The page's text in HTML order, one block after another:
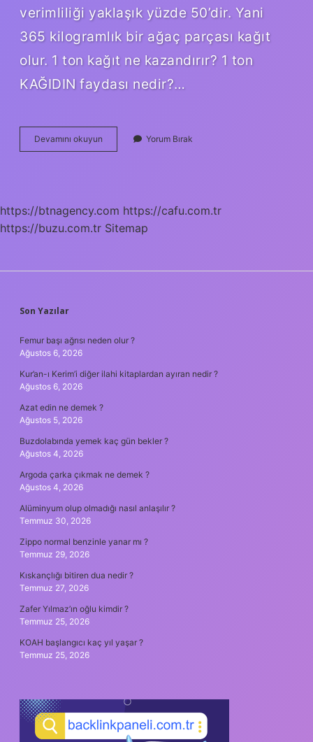
verimliliği yaklaşık yüzde 50’dir. Yani
365 kilogramlık bir ağaç parçası kağıt
olur. 1 ton kağıt ne kazandırır? 1 ton
KAĞIDIN faydası nedir?…
Devamını okuyun
Ton
Yorum Bırak
https://btnagency.com https://cafu.com.tr
https://buzu.com.tr Sitemap
SIDEBAR
Son Yazılar
Femur başı ağrısı neden olur ?
Ağustos 6, 2026
Kur’an-ı Kerim’i diğer ilahi kitaplardan ayıran nedir ?
Ağustos 6, 2026
Azat edin ne demek ?
Ağustos 5, 2026
Buzdolabında yemek kaç gün bekler ?
Ağustos 4, 2026
Argoda çarka çıkmak ne demek ?
Ağustos 4, 2026
Alüminyum olup olmadığı nasıl anlaşılır ?
Temmuz 30, 2026
Zippo normal benzinle yanar mı ?
Temmuz 29, 2026
Kıskançlığı bitiren dua nedir ?
Temmuz 27, 2026
Zafer Yılmaz’ın oğlu kimdir ?
Temmuz 25, 2026
KOAH başlangıcı kaç yıl yaşar ?
Temmuz 25, 2026